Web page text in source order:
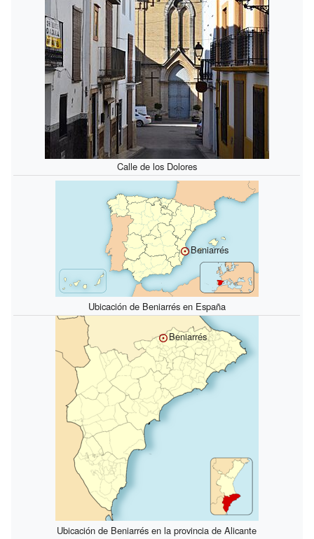
Calle de los Dolores
Beniarrés
Ubicación de Beniarrés en España
Beniarrés
Ubicación de Beniarrés en la provincia de Alicante